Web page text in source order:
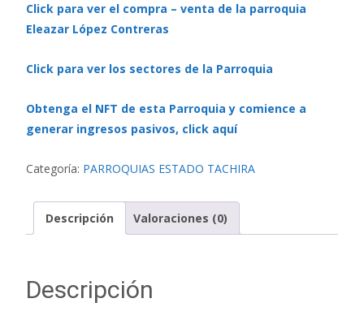
Click para ver el compra – venta de la parroquia
Eleazar López Contreras
Click para ver los sectores de la Parroquia
Obtenga el NFT de esta Parroquia y comience a
generar ingresos pasivos, click aquí
Categoría: PARROQUIAS ESTADO TACHIRA
Descripción Valoraciones (0)
Descripción